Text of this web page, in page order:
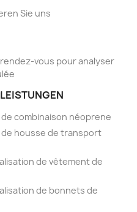
Sie uns
vous pour analyser
combinaison néoprene
de housse de transport
de vêtement de
de bonnets de